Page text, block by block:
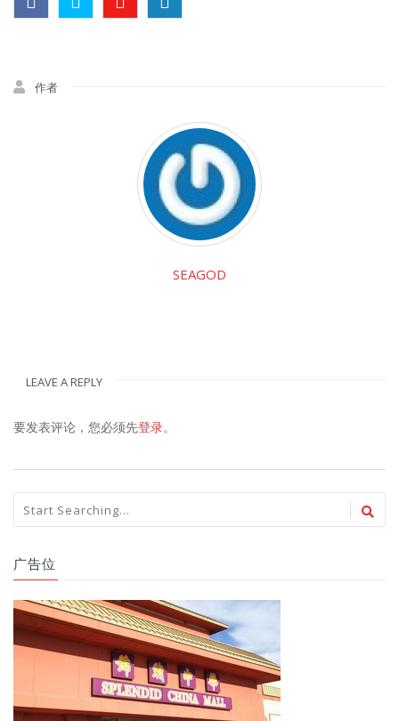
作者
SEAGOD
LEAVE A REPLY
要发表评论，您必须先登录。
广告位